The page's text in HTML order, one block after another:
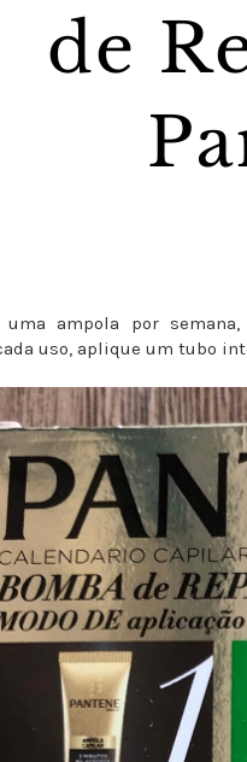
uma ampola por
uso, aplique um tubo